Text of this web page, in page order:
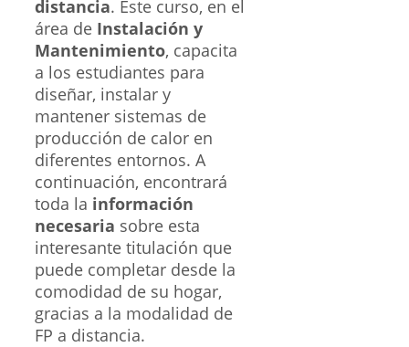
distancia. Este curso, en el
área de Instalación y
Mantenimiento, capacita
a los estudiantes para
diseñar, instalar y
mantener sistemas de
producción de calor en
diferentes entornos. A
continuación, encontrará
toda la información
necesaria sobre esta
interesante titulación que
puede completar desde la
comodidad de su hogar,
gracias a la modalidad de
FP a distancia.